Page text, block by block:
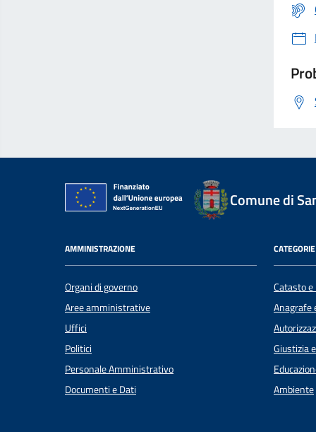
Comune di
AMMINISTRAZIONE
Organi di governo
Aree amministrative
Uffici
Politici
Personale Amministrativo
Documenti e Dati
Catasto
Anagrafe
Giustizia
Ambiente